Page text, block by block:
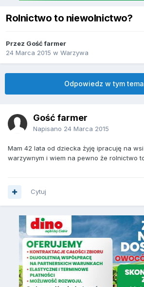
Rolnictwo to niewolnictwo?
Przez Gość farmer
24 Marca 2015 w Warzywa
Odpowiedz w tym
Gość farmer
Napisano 24 Marca 2015
Mam 42 lata od dziecka żyję ipracuję na
warzywnym i wiem na pewno że rolnictwo
Cytuj